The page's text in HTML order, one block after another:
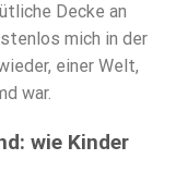
Decke an
mich in der
einer Welt,
war.
wie Kinder